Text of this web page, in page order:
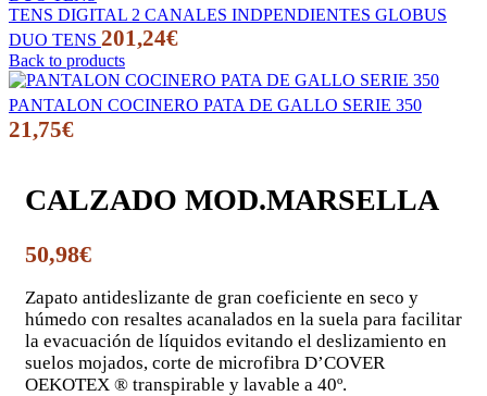
TENS DIGITAL 2 CANALES INDPENDIENTES GLOBUS
DUO TENS 201,24€
Back to products
PANTALON COCINERO PATA DE GALLO SERIE 350
21,75€
CALZADO MOD.MARSELLA
50,98€
Zapato antideslizante de gran coeficiente en seco y
húmedo con resaltes acanalados en la suela para facilitar
la evacuación de líquidos evitando el deslizamiento en
suelos mojados, corte de microfibra D’COVER
OEKOTEX ® transpirable y lavable a 40º.